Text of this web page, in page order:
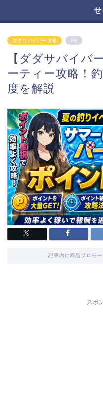
ダダサバイバー攻略 PR
【ダダサバイバ
ーティー攻略！
度を解説
記事内に商品プロモ
スポ